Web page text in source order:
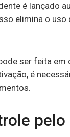
é lançado
elimina o
ser feita
é